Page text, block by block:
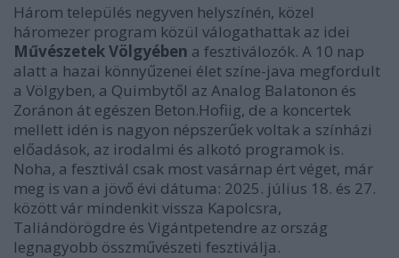
Három település negyven helyszínén, közel
háromezer program közül válogathattak az idei
Művészetek Völgyében a fesztiválozók. A 10 nap
alatt a hazai könnyűzenei élet színe-java megfordult
a Völgyben, a Quimbytől az Analog Balatonon és
Zoránon át egészen Beton.Hofiig, de a koncertek
mellett idén is nagyon népszerűek voltak a színházi
előadások, az irodalmi és alkotó programok is.
Noha, a fesztivál csak most vasárnap ért véget, már
meg is van a jövő évi dátuma: 2025. július 18. és 27.
között vár mindenkit vissza Kapolcsra,
Taliándörögdre és Vigántpetendre az ország
legnagyobb összművészeti fesztiválja.